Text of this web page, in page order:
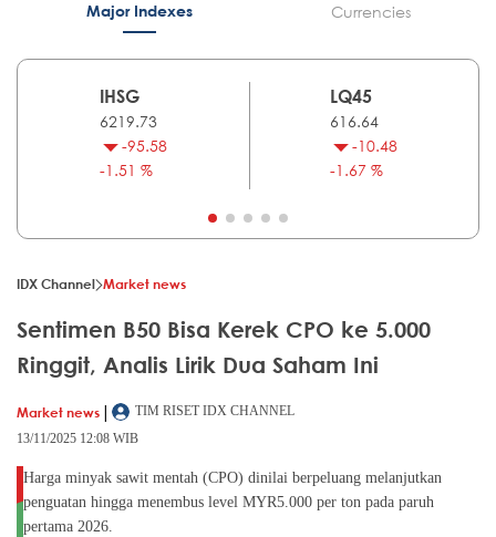
Major Indexes Currencies
IHSG
6219.73
-95.58
-1.51 %
LQ45
616.64
-10.48
-1.67 %
IDX Channel Market news
Sentimen B50 Bisa Kerek CPO ke 5.000
Ringgit, Analis Lirik Dua Saham Ini
Market news |
TIM RISET IDX CHANNEL
13/11/2025 12:08 WIB
Harga minyak sawit mentah (CPO) dinilai berpeluang melanjutkan
penguatan hingga menembus level MYR5.000 per ton pada paruh
pertama 2026.